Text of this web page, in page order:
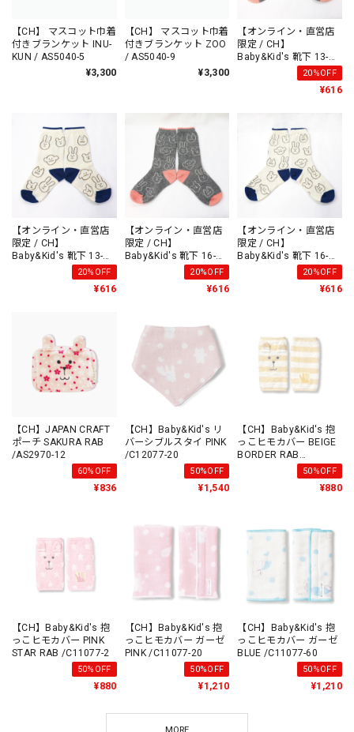
【CH】 マスコット巾着
付きブランケット INU-
KUN / AS5040-5
¥3,300
【CH】 マスコット巾着
付きブランケット ZOO
/ AS5040-9
¥3,300
【オンライン・直営店
限定 / CH】
Baby&Kid's 靴下 13-
15cm PINK /AS9854-1
20%OFF
¥616
【オンライン・直営店
限定 / CH】
Baby&Kid's 靴下 13-
15cm BLUE /AS9854-2
20%OFF
¥616
【オンライン・直営店
限定 / CH】
Baby&Kid's 靴下 16-
18cm PINK /AS9855-1
20%OFF
¥616
【オンライン・直営店
限定 / CH】
Baby&Kid's 靴下 16-
18cm BLUE /AS9855-2
20%OFF
¥616
【CH】JAPAN CRAFT
ポーチ SAKURA RAB
/AS2970-12
60%OFF
¥836
【CH】Baby&Kid's リ
バーシブルスタイ PINK
/C12077-20
50%OFF
¥1,540
【CH】Baby&Kid's 抱
っこヒモカバー BEIGE
BORDER RAB
50%OFF
¥880
【CH】Baby&Kid's 抱
っこヒモカバー PINK
STAR RAB /C11077-2
50%OFF
¥880
【CH】Baby&Kid's 抱
っこヒモカバー ガーゼ
PINK /C11077-20
50%OFF
¥1,210
【CH】Baby&Kid's 抱
っこヒモカバー ガーゼ
BLUE /C11077-60
50%OFF
¥1,210